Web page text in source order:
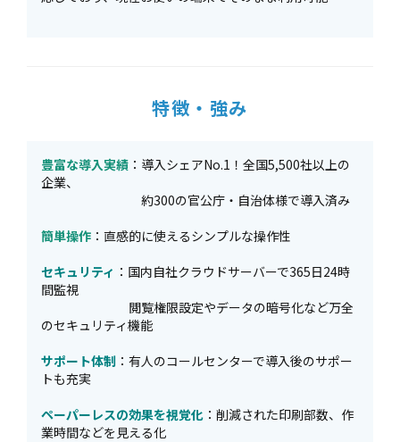
特徴・強み
豊富な導入実績 ：導入シェアNo.1！全国5,500社以上の
企業、
約300の官公庁・自治体様で導入済み
簡単操作 ：直感的に使えるシンプルな操作性
セキュリティ ：国内自社クラウドサーバーで365日24時
間監視
閲覧権限設定やデータの暗号化など万全
のセキュリティ機能
サポート体制 ：有人のコールセンターで導入後のサポー
トも充実
ペーパーレスの効果を視覚化 ：削減された印刷部数、作
業時間などを見える化